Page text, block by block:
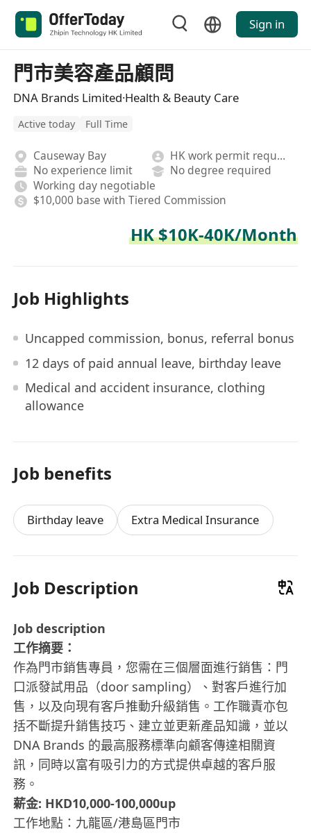
Sign in
門市美容產品顧問
DNA Brands Limited·Health & Beauty Care
Active today Full Time
Causeway Bay
HK work permit required
No experience limit
No degree required
Working day negotiable
$10,000 base with Tiered Commission
HK $10K-40K/Month
Job Highlights
Uncapped commission, bonus, referral bonus
12 days of paid annual leave, birthday leave
Medical and accident insurance, clothing
allowance
Job benefits
Birthday leave Extra Medical Insurance
Job Description
Job description
工作摘要：
作為門市銷售專員，您需在三個層面進行銷售：門
口派發試用品（door sampling）、對客戶進行加
售，以及向現有客戶推動升級銷售。工作職責亦包
括不斷提升銷售技巧、建立並更新產品知識，並以
DNA Brands 的最高服務標準向顧客傳達相關資
訊，同時以富有吸引力的方式提供卓越的客戶服
務。
薪金: HKD10,000-100,000up
工作地點：九龍區/港島區門市